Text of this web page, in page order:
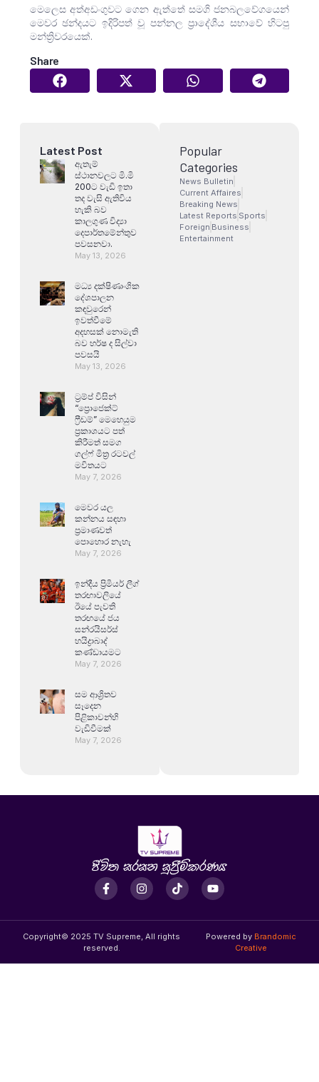
මෙලෙස අත්අඩංගුවට ගෙන ඇත්තේ සමගි ජනබලවේගයෙන්
මෙවර ඡන්දයට ඉදිරිපත් වූ පන්නල ප්‍රාදේශීය සභාවේ හිටපු
මන්ත්‍රිවරයෙක්.
Share
Latest Post
ඇතැම්
ස්ථානවලට මි.මි
200ට වැඩි ඉතා
තද වැසි ඇතිවිය
හැකි බව
කාලගුණ විද්‍යා
දෙපාර්තමේන්තුව
පවසනවා.
May 13, 2026
මධ්‍ය දක්ෂිණාංශික
දේශපාලන
කඳවුරෙන්
ඉවත්වීමේ
අදහසක් නොමැති
බව හර්ෂ ද සිල්වා
පවසයි
May 13, 2026
ට්‍රම්ප් විසින්
“ප්‍රොජෙක්ට්
ෆ්‍රීඩම්” මෙහෙයුම
ප්‍රකාශයට පත්
කිරීමත් සමග
ගල්ෆ් මිත්‍ර රටවල්
මවිතයට
May 7, 2026
මෙවර යල
කන්නය සඳහා
ප්‍රමාණවත්
පොහොර නැහැ
May 7, 2026
ඉන්දීය ප්‍රිමියර් ලීග්
තරඟාවලියේ
ඊයේ පැවති
තරඟයේ ජය
සන්රයිසර්ස්
හයිද්‍රාබාද්
කණ්ඩායමට
May 7, 2026
සම ආශ්‍රිතව
සෑදෙන
පිළිකාවන්හි
වැඩිවීමක්
May 7, 2026
Popular
Categories
News Bulletin
Current Affaires
Breaking News
Latest Reports Sports
Foreign Business
Entertainment
Copyright© 2025 TV Supreme, All rights
reserved.
Powered by Brandomic
Creative